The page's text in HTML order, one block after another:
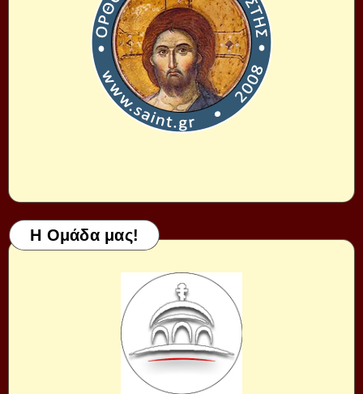
Η Ομάδα μας!